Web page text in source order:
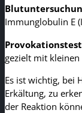
Immunglobulin E
gezielt mit kleinen
Es ist wichtig, bei
Erkältung, zu
der Reaktion